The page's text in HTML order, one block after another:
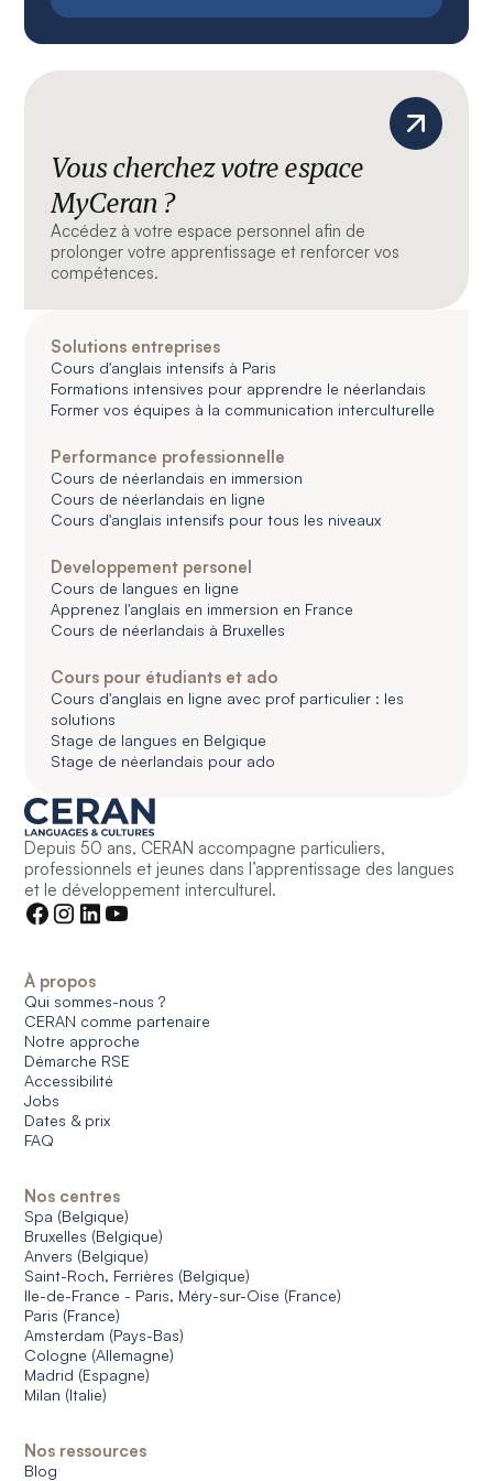
Vous cherchez votre espace
MyCeran ?
Accédez à votre espace personnel afin de
prolonger votre apprentissage et renforcer vos
compétences.
Solutions entreprises
Cours d'anglais intensifs à Paris
Formations intensives pour apprendre le néerlandais
Former vos équipes à la communication interculturelle
Performance professionnelle
Cours de néerlandais en immersion
Cours de néerlandais en ligne
Cours d'anglais intensifs pour tous les niveaux
Developpement personel
Cours de langues en ligne
Apprenez l'anglais en immersion en France
Cours de néerlandais à Bruxelles
Cours pour étudiants et ado
Cours d'anglais en ligne avec prof particulier : les
solutions
Stage de langues en Belgique
Stage de néerlandais pour ado
Depuis 50 ans, CERAN accompagne particuliers,
professionnels et jeunes dans l’apprentissage des langues
et le développement interculturel.
À propos
Qui sommes-nous ?
CERAN comme partenaire
Notre approche
Démarche RSE
Accessibilité
Jobs
Dates & prix
FAQ
Nos centres
Spa (Belgique)
Bruxelles (Belgique)
Anvers (Belgique)
Saint-Roch, Ferrières (Belgique)
Ile-de-France - Paris, Méry-sur-Oise (France)
Paris (France)
Amsterdam (Pays-Bas)
Cologne (Allemagne)
Madrid (Espagne)
Milan (Italie)
Nos ressources
Blog